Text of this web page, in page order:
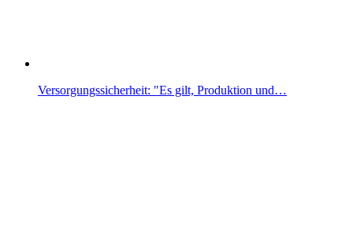
Versorgungssicherheit: "Es gilt, Produktion und…